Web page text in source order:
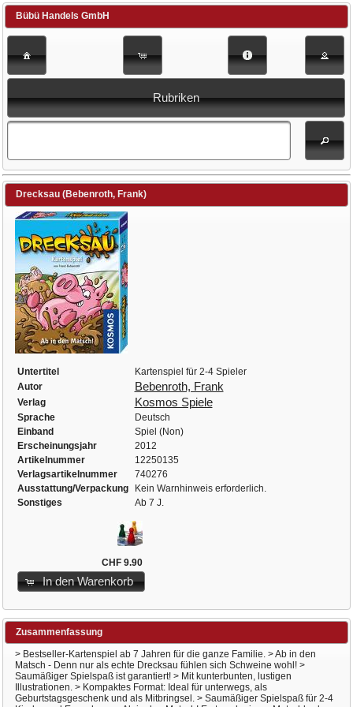
Bübü Handels GmbH
Rubriken
Drecksau (Bebenroth, Frank)
Untertitel
Kartenspiel für 2-4 Spieler
Autor
Bebenroth, Frank
Verlag Kosmos Spiele
Sprache
Deutsch
Einband
Spiel (Non)
Erscheinungsjahr
2012
Artikelnummer
12250135
Verlagsartikelnummer
740276
Ausstattung/Verpackung
Kein Warnhinweis erforderlich.
Sonstiges
Ab 7 J.
CHF 9.90
In den Warenkorb
Zusammenfassung
> Bestseller-Kartenspiel ab 7 Jahren für die ganze Familie. > Ab in den
Matsch - Denn nur als echte Drecksau fühlen sich Schweine wohl! >
Saumäßiger Spielspaß ist garantiert! > Mit kunterbunten, lustigen
Illustrationen. > Kompaktes Format: Ideal für unterwegs, als
Geburtstagsgeschenk und als Mitbringsel. > Saumäßiger Spielspaß für 2-4